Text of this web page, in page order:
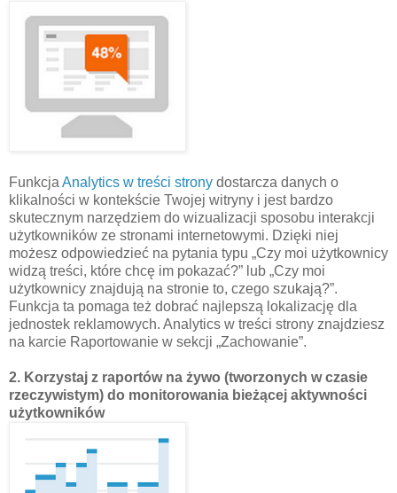
Funkcja Analytics w treści strony dostarcza danych o
klikalności w kontekście Twojej witryny i jest bardzo
skutecznym narzędziem do wizualizacji sposobu interakcji
użytkowników ze stronami internetowymi. Dzięki niej
możesz odpowiedzieć na pytania typu „Czy moi użytkownicy
widzą treści, które chcę im pokazać?” lub „Czy moi
użytkownicy znajdują na stronie to, czego szukają?”.
Funkcja ta pomaga też dobrać najlepszą lokalizację dla
jednostek reklamowych. Analytics w treści strony znajdziesz
na karcie Raportowanie w sekcji „Zachowanie”.
2. Korzystaj z raportów na żywo (tworzonych w czasie
rzeczywistym) do monitorowania bieżącej aktywności
użytkowników